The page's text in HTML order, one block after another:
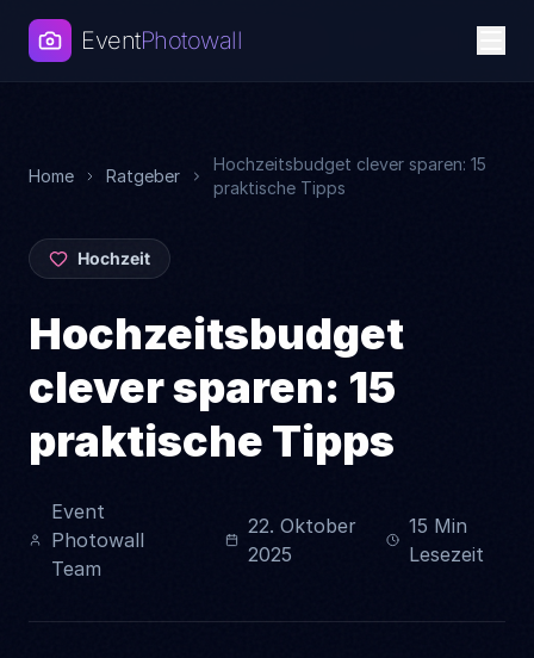
EventPhotowall
Home Ratgeber
Hochzeitsbudget clever sparen: 15
praktische Tipps
Hochzeit
Hochzeitsbudget
clever sparen: 15
praktische Tipps
Event
Photowall
Team
22. Oktober
2025
15 Min
Lesezeit